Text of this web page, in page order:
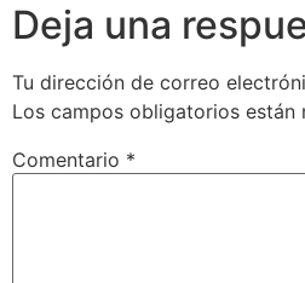
Deja una
Tu dirección de correo
Los campos obligatorios están
Comentario *